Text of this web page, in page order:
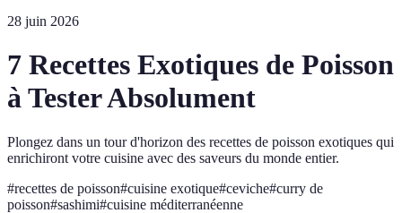
28 juin 2026
7 Recettes Exotiques de Poisson
à Tester Absolument
Plongez dans un tour d'horizon des recettes de poisson exotiques qui
enrichiront votre cuisine avec des saveurs du monde entier.
#recettes de poisson#cuisine exotique#ceviche#curry de
poisson#sashimi#cuisine méditerranéenne